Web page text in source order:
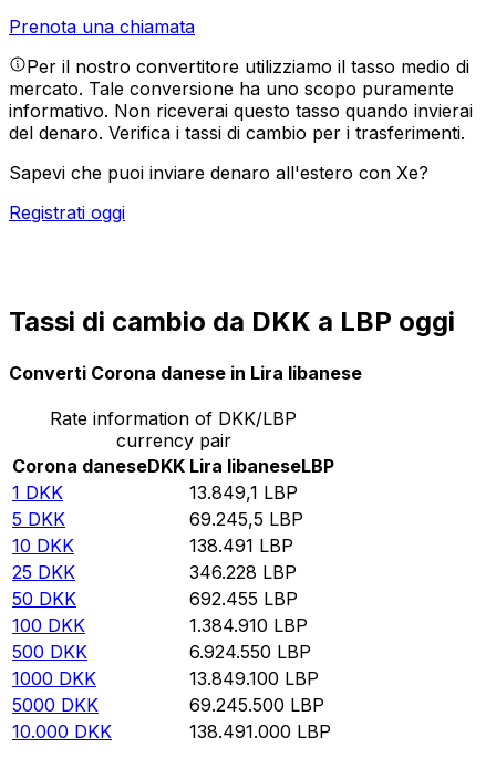
Prenota una chiamata
Per il nostro convertitore utilizziamo il tasso medio di
mercato. Tale conversione ha uno scopo puramente
informativo. Non riceverai questo tasso quando invierai
del denaro. Verifica i tassi di cambio per i trasferimenti.
Sapevi che puoi inviare denaro all'estero con Xe?
Registrati oggi
Tassi di cambio da DKK a LBP oggi
Converti Corona danese in Lira libanese
Rate information of DKK/LBP
currency pair
Corona daneseDKK Lira libaneseLBP
1 DKK 13.849,1 LBP
5 DKK 69.245,5 LBP
10 DKK 138.491 LBP
25 DKK 346.228 LBP
50 DKK 692.455 LBP
100 DKK 1.384.910 LBP
500 DKK 6.924.550 LBP
1000 DKK 13.849.100 LBP
5000 DKK 69.245.500 LBP
10.000 DKK 138.491.000 LBP